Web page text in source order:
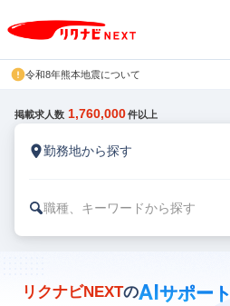
令和8年熊本地震について
掲載求人数 1,760,000件以上
勤務地から探す
職種、キーワードから探す
リクナビNEXTのAIサポート